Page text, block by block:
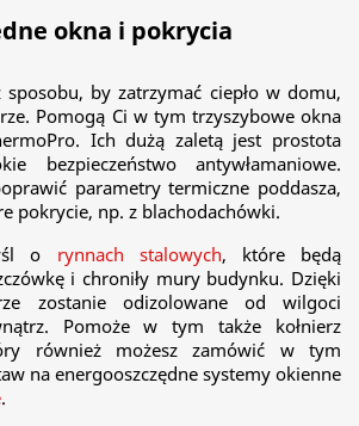
okna i pokrycia
sposobu, by zatrzymać ciepło w domu,
Pomogą Ci w tym trzyszybowe okna
Ich dużą zaletą jest prostota
bezpieczeństwo antywłamaniowe.
parametry termiczne poddasza,
pokrycie, np. z blachodachówki.
o rynnach stalowych, które będą
i chroniły mury budynku. Dzięki
zostanie odizolowane od wilgoci
Pomoże w tym także kołnierz
również możesz zamówić w tym
na energooszczędne systemy okienne
.